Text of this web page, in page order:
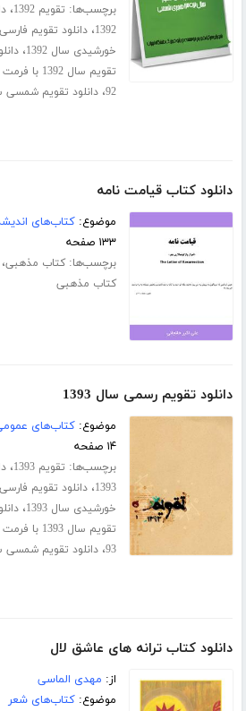
برچسب‌ها: تقویم 1392 ،
1392،دانلود تقویم فارسی
خورشیدی سال 1392
،
تقویم سال 1392 با فرمت پی دی اف
92،دانلود تقویم شمسی
دانلود کتاب قیامت نامه
موضوع:کتاب‌های
۱۳۳ صفحه
برچسب‌ها:کتاب مذهبی
کتاب مذهبی
دانلود تقویم رسمی سال 1393
موضوع:کتاب‌های
۱۴ صفحه
برچسب‌ها: تقویم 1393 ،
1393،دانلود تقویم فارسی
خورشیدی سال 1393
،
تقویم سال 1393 با فرمت پی دی اف
93،دانلود تقویم شمسی
دانلود کتاب ترانه های عاشق لال
از: مهدی الماسی
موضوع:کتاب‌های شعر